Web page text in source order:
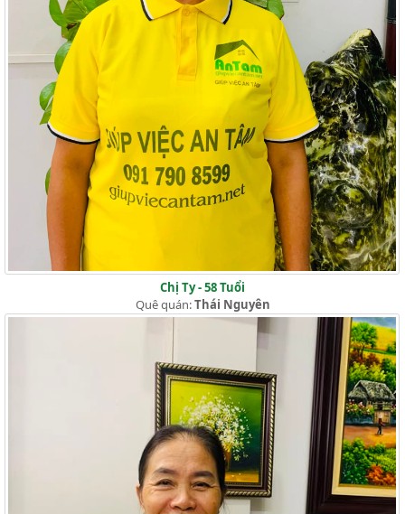
Chị Ty - 58 Tuổi
Quê quán:Thái Nguyên